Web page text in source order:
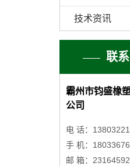
技术资讯
联系
霸州市钧盛橡
公司
电 话：
手 机：
邮 箱：